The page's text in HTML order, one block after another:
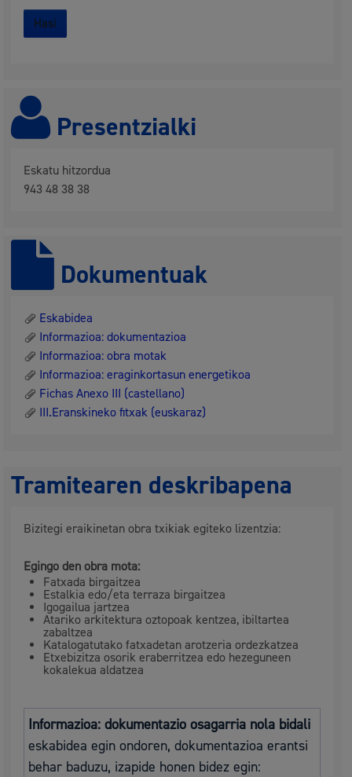
Hasi
Presentzialki
Eskatu hitzordua
943 48 38 38
Dokumentuak
Eskabidea
Informazioa: dokumentazioa
Informazioa: obra motak
Informazioa: eraginkortasun energetikoa
Fichas Anexo III (castellano)
III.Eranskineko fitxak (euskaraz)
Tramitearen deskribapena
Bizitegi eraikinetan obra txikiak egiteko lizentzia:
Egingo den obra mota:
Fatxada birgaitzea
Estalkia edo/eta terraza birgaitzea
Igogailua jartzea
Atariko arkitektura oztopoak kentzea, ibiltartea
zabaltzea
Katalogatutako fatxadetan arotzeria ordezkatzea
Etxebizitza osorik eraberritzea edo hezeguneen
kokalekua aldatzea
Informazioa: dokumentazio osagarria nola bidali
eskabidea egin ondoren, dokumentazioa erantsi
behar baduzu, izapide honen bidez egin: